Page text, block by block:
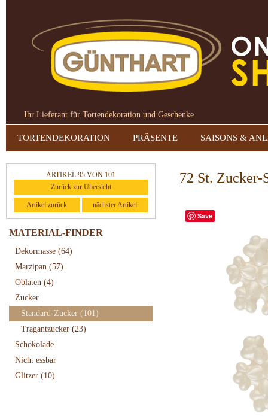
Ihr Lieferant für Tortendekoration und Geschenke
TORTENDEKORATION PRÄSENTE SAISONS &
ARTIKEL 95 VON 101
Zurück zur Übersicht
Artikel zurück nächster Artikel
MATERIAL-FINDER
Dekormasse (64)
Marzipan (57)
Oblaten (4)
Zucker
Standard-Zucker (101)
Tragantzucker (23)
Schokolade
Nicht essbar
Glitzer (10)
72 St. Zucker-
Save